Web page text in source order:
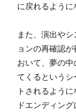
に戻れるように
また、演出や
ョンの再確認
おいて、夢の
てくるという
トされるよう
ドエンディン